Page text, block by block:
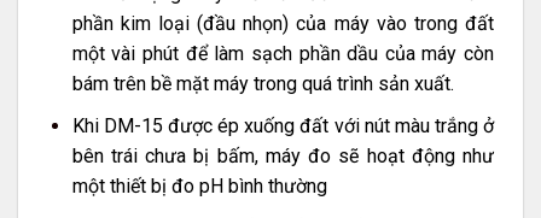
phần kim loại (đầu nhọn) của máy vào trong đất
một vài phút để làm sạch phần dầu của máy còn
bám trên bề mặt máy trong quá trình sản xuất.
Khi DM-15 được ép xuống đất với nút màu trắng ở
bên trái chưa bị bấm, máy đo sẽ hoạt động như
một thiết bị đo pH bình thường